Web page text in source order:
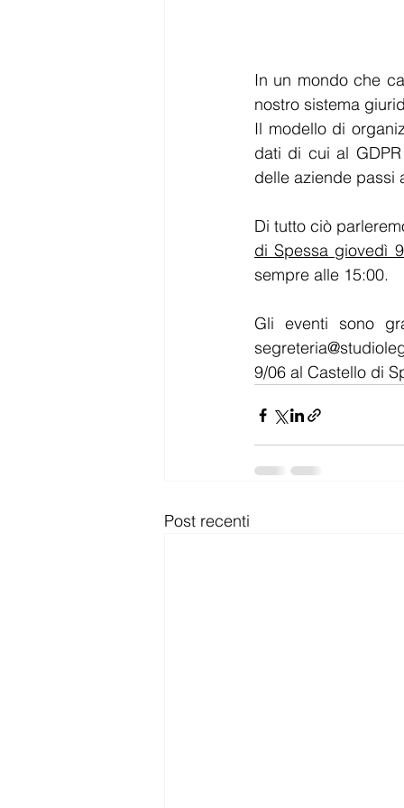
In un mondo che
nostro sistema
Il modello di
dati di cui al
delle aziende passi
Di tutto ciò
di Spessa giovedì
sempre alle 15:00.
9/06 al Castello di
Post recenti